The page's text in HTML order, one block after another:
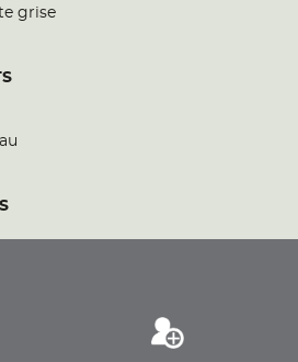
grise